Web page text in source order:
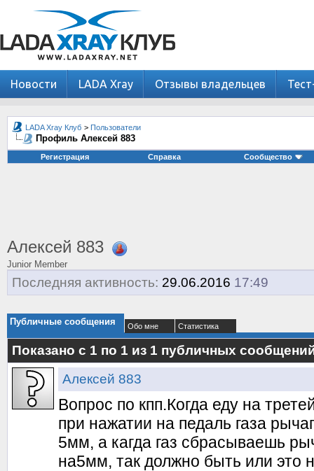
Новости LADA Xray Отзывы владельцев
LADA Xray Клуб > Пользователи
Профиль Алексей 883
Регистрация Справка Сообщество
Алексей 883
Junior Member
Последняя активность: 29.06.2016 17:49
Публичные сообщения Обо мне Статистика
Показано с 1 по 1 из 1 публичных
Алексей 883
Вопрос по кпп.Когда еду на
при нажатии на педаль газа
5мм, а кагда газ сбрасываешь
на5мм, так должно быть или это